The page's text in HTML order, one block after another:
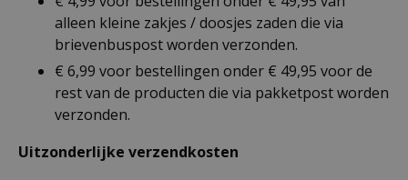
alleen kleine zakjes / doosjes zaden die via
brievenbuspost worden verzonden.
€ 6,99 voor bestellingen onder € 49,95 voor de
rest van de producten die via pakketpost worden
verzonden.
Uitzonderlijke verzendkosten